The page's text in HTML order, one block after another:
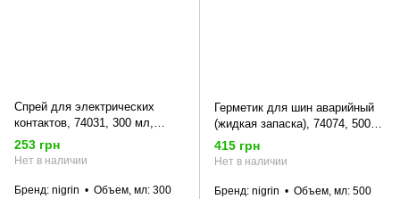
Спрей для электрических
контактов, 74031, 300 мл,
NIGRIN
253 грн
Нет в наличии
Бренд nigrin Объем, мл 300
Герметик для шин аварийный
(жидкая запаска), 74074, 500
мл, NIGRIN
415 грн
Нет в наличии
Бренд nigrin Объем, мл 500